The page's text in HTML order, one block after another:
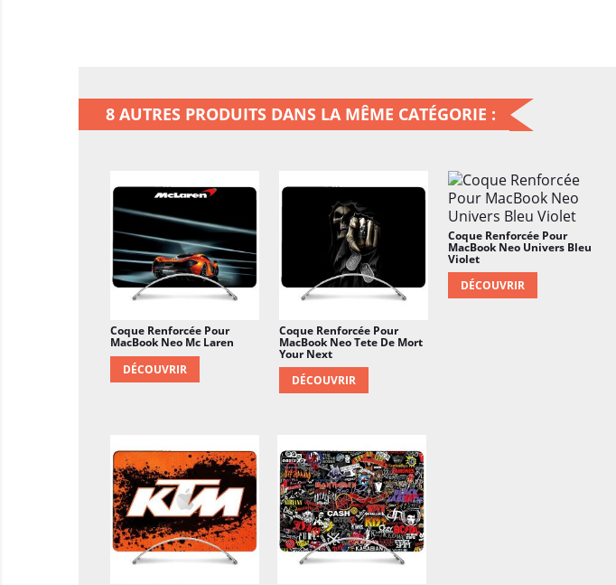
8 AUTRES PRODUITS DANS LA MÊME CATÉGORIE :
Coque Renforcée Pour
MacBook Neo Mc Laren
DÉCOUVRIR
Coque Renforcée Pour
MacBook Neo Tete De Mort
Your Next
DÉCOUVRIR
Coque Renforcée Pour
MacBook Neo Univers Bleu
Violet
DÉCOUVRIR